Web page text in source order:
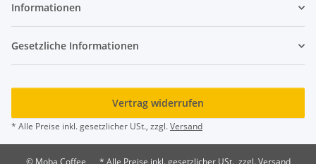
Informationen
Gesetzliche Informationen
Vertrag widerrufen
* Alle Preise inkl. gesetzlicher USt., zzgl.Versand